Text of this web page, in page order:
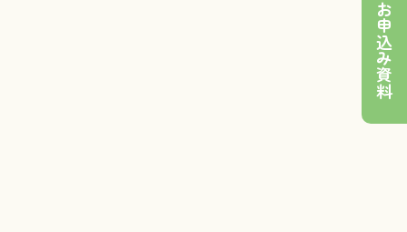
お申込み資料